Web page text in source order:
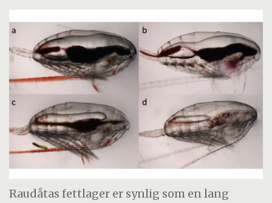
Raudåtas fettlager er synlig som en lang